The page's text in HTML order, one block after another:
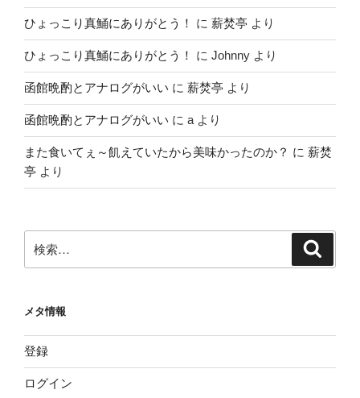
ひょっこり真鯒にありがとう！ に 薪焚亭 より
ひょっこり真鯒にありがとう！ に Johnny より
函館晩酌とアナログがいい に 薪焚亭 より
函館晩酌とアナログがいい に a より
また食いてぇ～飢えていたから美味かったのか？ に 薪焚
亭 より
索:
メタ情報
登録
ログイン